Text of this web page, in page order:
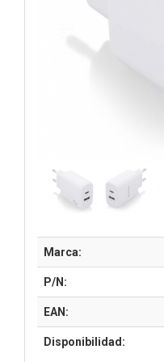
Marca:
P/N:
EAN:
Disponibilidad: